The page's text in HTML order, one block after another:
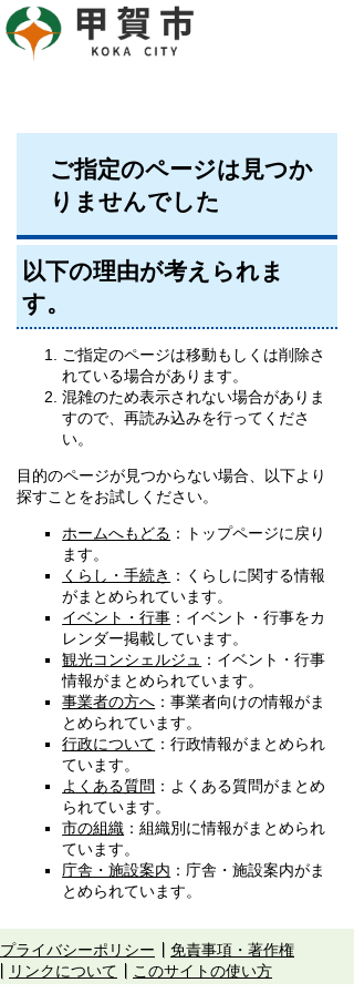
ご指定のページは見つか
りませんでした
以下の理由が考えられま
す。
ご指定のページは移動もしくは削除さ
れている場合があります。
混雑のため表示されない場合がありま
すので、再読み込みを行ってくださ
い。
目的のページが見つからない場合、以下より
探すことをお試しください。
ホームへもどる ：トップページに戻り
ます。
くらし・手続き ：くらしに関する情報
がまとめられています。
イベント・行事 ：イベント・行事をカ
レンダー掲載しています。
観光コンシェルジュ ：イベント・行事
情報がまとめられています。
事業者の方へ ：事業者向けの情報がま
とめられています。
行政について ：行政情報がまとめられ
ています。
よくある質問 ：よくある質問がまとめ
られています。
市の組織 ：組織別に情報がまとめられ
ています。
庁舎・施設案内 ：庁舎・施設案内がま
とめられています。
プライバシーポリシー
免責事項・著作権
リンクについて
このサイトの使い方